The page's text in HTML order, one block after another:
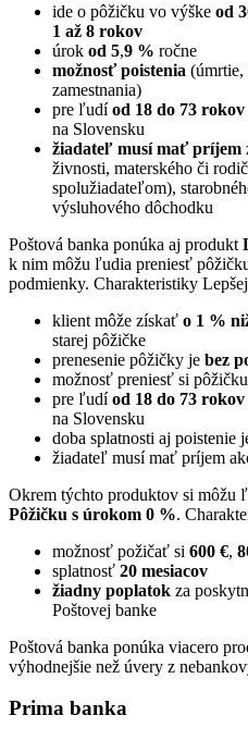
ide o pôžičku vo výške od
1 až 8 rokov
úrok od 5,9 % ročne
možnosť poistenia (úmrtie,
zamestnania)
pre ľudíod 18 do 73 rokov
na Slovensku
žiadateľ musí mať príjem
živnosti, materského či
spolužiadateľom),
výsluhového dôchodku
Poštová banka ponúka aj produkt
k nim môžu ľudia preniesť
podmienky. Charakteristiky
klient môže získať o 1 %
starej pôžičke
prenesenie pôžičky je bez
možnosť preniesť si
pre ľudíod 18 do 73 rokov
na Slovensku
doba splatnosti aj poistenie
žiadateľ musí mať príjem
Okrem týchto produktov si môžu
Pôžičku s úrokom 0 %.
možnosť požičať si 600 €,
splatnosť 20 mesiacov
žiadny poplatok za
Poštovej banke
Poštová banka ponúka viacero
výhodnejšie než úvery z
Prima banka